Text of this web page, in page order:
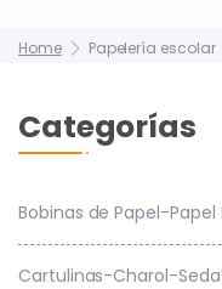
Home Papelería escolar
Categorías
Bobinas de Papel-Papel
Cartulinas-Charol-